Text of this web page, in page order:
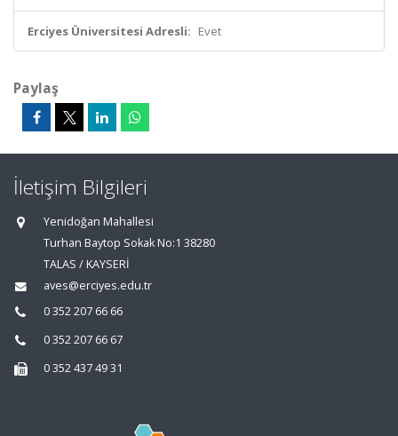
Erciyes Üniversitesi Adresli: Evet
Paylaş
İletişim Bilgileri
Yenidoğan Mahallesi
Turhan Baytop Sokak No:1 38280
TALAS / KAYSERİ
aves@erciyes.edu.tr
0 352 207 66 66
0 352 207 66 67
0 352 437 49 31